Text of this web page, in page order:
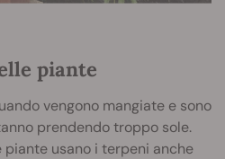
piante
vengono mangiate e sono
prendendo troppo sole.
piante usano i terpeni anche